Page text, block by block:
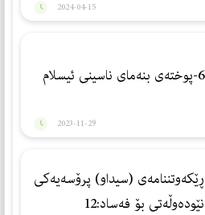
2024-04-15
6-پوختەی بنەمای ناسینی ئیسلام
2023-11-29
ڕێكه‌وتننامه‌ی (سیداو) پرۆسەیەكی
نێودەوڵەتی بۆ فەساد:12